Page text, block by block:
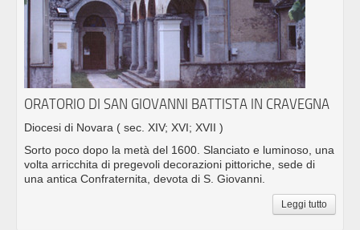
ORATORIO DI SAN GIOVANNI BATTISTA IN CRAVEGNA
Diocesi di Novara ( sec. XIV; XVI; XVII )
Sorto poco dopo la metà del 1600. Slanciato e luminoso, una
volta arricchita di pregevoli decorazioni pittoriche, sede di
una antica Confraternita, devota di S. Giovanni.
Leggi tutto